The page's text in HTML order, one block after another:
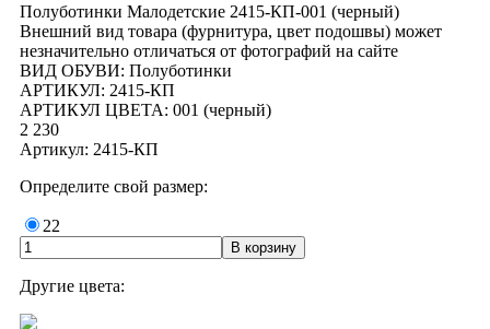
Полуботинки Малодетские 2415-КП-001 (черный)
Внешний вид товара (фурнитура, цвет подошвы) может
незначительно отличаться от фотографий на сайте
ВИД ОБУВИ: Полуботинки
АРТИКУЛ: 2415-КП
АРТИКУЛ ЦВЕТА: 001 (черный)
2 230
Артикул: 2415-КП
Определите свой размер:
22
Другие цвета: